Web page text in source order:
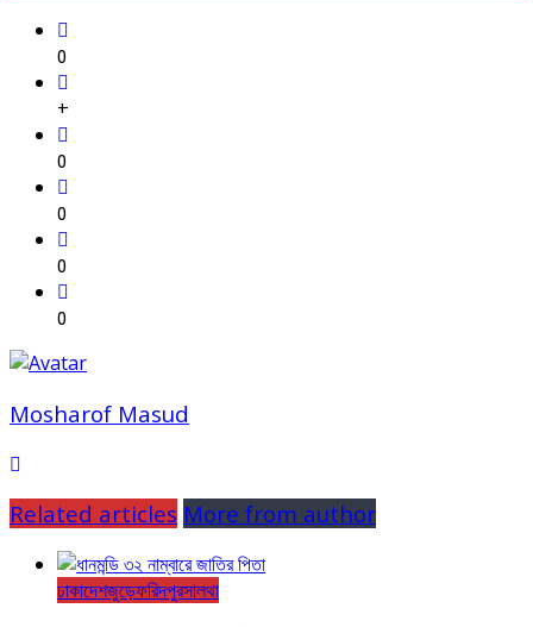
0
+
0
0
0
0
Mosharof Masud
Related articles More from author
ঢাকাদেশজুড়েফরিদপুরসালথা